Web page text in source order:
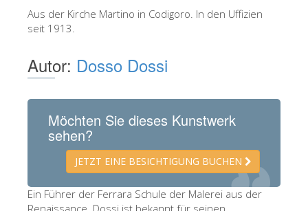
Neuen Säle
Bargello Museum
Palatina Galerie
San Marco Museum
Archäologisches Museum
Aus der Kirche Martino in Codigoro. In den Uffizien
seit 1913.
Autor: Dosso Dossi
Möchten Sie dieses Kunstwerk
sehen?
JETZT EINE BESICHTIGUNG BUCHEN
Ein Führer der Ferrara Schule der Malerei aus der
Renaissance. Dossi ist bekannt für seinen